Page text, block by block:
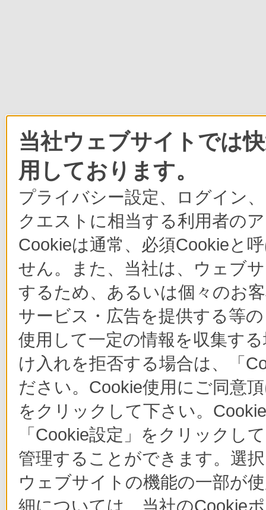
当社ウェブサイトでは
用しております。
プライバシー設定、ログイン
クエストに相当する利用者の
Cookieは通常、必須Cookieと
せん。また、当社は、ウェブ
するため、あるいは個々のお
サービス・広告を提供する等
使用して一定の情報を収集す
け入れを拒否する場合は、「
ださい。Cookie使用にご同意
をクリックして下さい。
「Cookie設定」をクリックし
管理することができます。選
ウェブサイトの機能の一部が
細については、当社のCookie